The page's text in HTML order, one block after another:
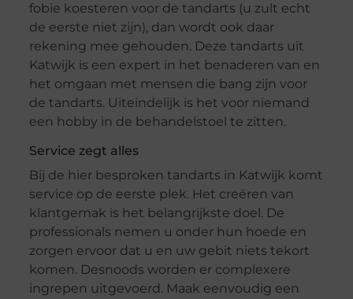
fobie koesteren voor de tandarts (u zult echt
de eerste niet zijn), dan wordt ook daar
rekening mee gehouden. Deze tandarts uit
Katwijk is een expert in het benaderen van en
het omgaan met mensen die bang zijn voor
de tandarts. Uiteindelijk is het voor niemand
een hobby in de behandelstoel te zitten.
Service zegt alles
Bij de hier besproken tandarts in Katwijk komt
service op de eerste plek. Het creëren van
klantgemak is het belangrijkste doel. De
professionals nemen u onder hun hoede en
zorgen ervoor dat u en uw gebit niets tekort
komen. Desnoods worden er complexere
ingrepen uitgevoerd. Maak eenvoudig een